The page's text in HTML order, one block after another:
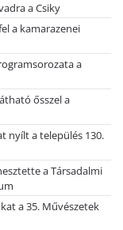
a Csiky
a kamarazenei
a
ősszel a
nyílt a település 130.
a Társadalmi
a 35. Művészetek